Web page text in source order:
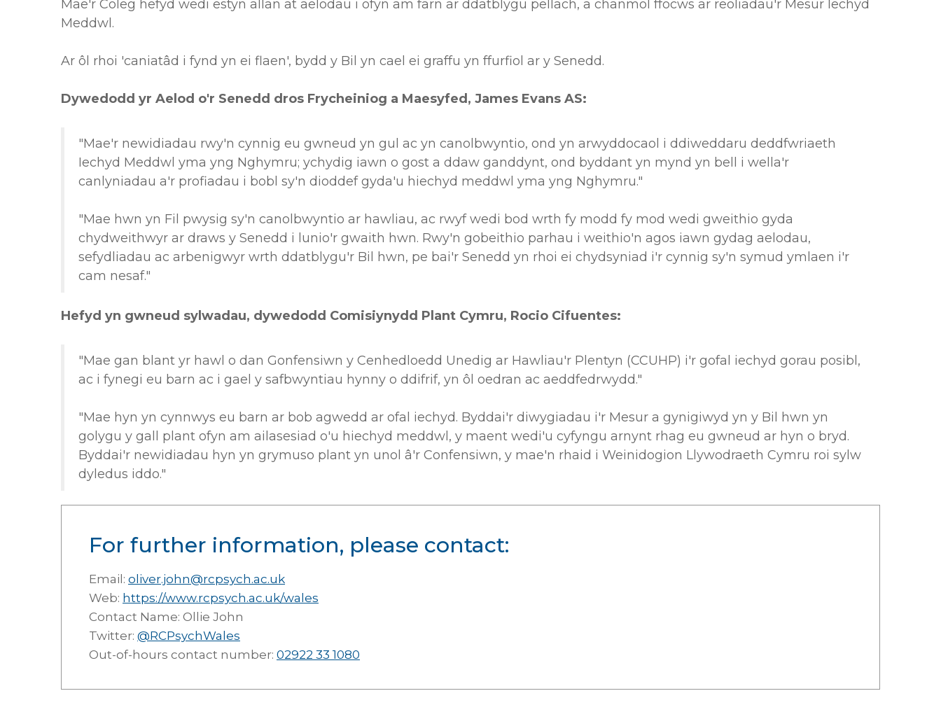
Mae'r Coleg hefyd wedi estyn allan at aelodau i ofyn am farn ar ddatblygu pellach, a chanmol ffocws ar reoliadau'r Mesur Iechyd
Meddwl.
Ar ôl rhoi 'caniatâd i fynd yn ei flaen', bydd y Bil yn cael ei graffu yn ffurfiol ar y Senedd.
Dywedodd yr Aelod o'r Senedd dros Frycheiniog a Maesyfed, James Evans AS:
"Mae'r newidiadau rwy'n cynnig eu gwneud yn gul ac yn canolbwyntio, ond yn arwyddocaol i ddiweddaru deddfwriaeth
Iechyd Meddwl yma yng Nghymru; ychydig iawn o gost a ddaw ganddynt, ond byddant yn mynd yn bell i wella'r
canlyniadau a'r profiadau i bobl sy'n dioddef gyda'u hiechyd meddwl yma yng Nghymru."
"Mae hwn yn Fil pwysig sy'n canolbwyntio ar hawliau, ac rwyf wedi bod wrth fy modd fy mod wedi gweithio gyda
chydweithwyr ar draws y Senedd i lunio'r gwaith hwn. Rwy'n gobeithio parhau i weithio'n agos iawn gydag aelodau,
sefydliadau ac arbenigwyr wrth ddatblygu'r Bil hwn, pe bai'r Senedd yn rhoi ei chydsyniad i'r cynnig sy'n symud ymlaen i'r
cam nesaf."
Hefyd yn gwneud sylwadau, dywedodd Comisiynydd Plant Cymru, Rocio Cifuentes:
"Mae gan blant yr hawl o dan Gonfensiwn y Cenhedloedd Unedig ar Hawliau'r Plentyn (CCUHP) i'r gofal iechyd gorau posibl,
ac i fynegi eu barn ac i gael y safbwyntiau hynny o ddifrif, yn ôl oedran ac aeddfedrwydd."
"Mae hyn yn cynnwys eu barn ar bob agwedd ar ofal iechyd. Byddai'r diwygiadau i'r Mesur a gynigiwyd yn y Bil hwn yn
golygu y gall plant ofyn am ailasesiad o'u hiechyd meddwl, y maent wedi'u cyfyngu arnynt rhag eu gwneud ar hyn o bryd.
Byddai'r newidiadau hyn yn grymuso plant yn unol â'r Confensiwn, y mae'n rhaid i Weinidogion Llywodraeth Cymru roi sylw
dyledus iddo."
For further information, please contact:
Email: oliver.john@rcpsych.ac.uk
Web: https://www.rcpsych.ac.uk/wales
Contact Name: Ollie John
Twitter: @RCPsychWales
Out-of-hours contact number: 02922 33 1080